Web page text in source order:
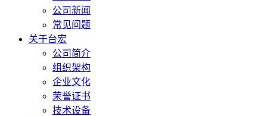
公司新闻
常见问题
关于台宏
公司简介
组织架构
企业文化
荣誉证书
技术设备